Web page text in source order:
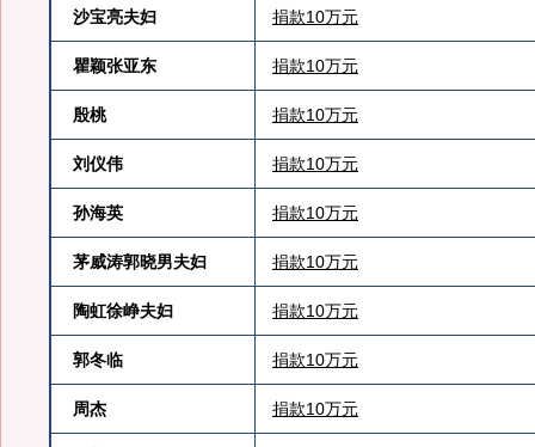
沙宝亮夫妇 捐款10万元
瞿颖张亚东 捐款10万元
殷桃 捐款10万元
刘仪伟 捐款10万元
孙海英 捐款10万元
茅威涛郭晓男夫妇 捐款10万元
陶虹徐峥夫妇 捐款10万元
郭冬临 捐款10万元
周杰 捐款10万元